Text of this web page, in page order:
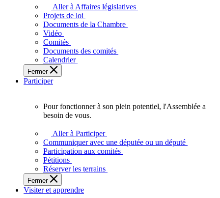
adopte
touchent
des
Ontariennes
et
Aller à Affaires législatives
Projets de loi
Documents de la Chambre
Vidéo
Comités
Documents des comités
Calendrier
Fermer
Participer
plein
potentiel,
l'Assemblée
a
besoin
de
Pour fonctionner à son plein potentiel, l'Assemblée a
besoin de vous.
Aller à Participer
Communiquer avec une députée ou un député
Participation aux comités
Pétitions
Réserver les terrains
Fermer
Visiter et apprendre